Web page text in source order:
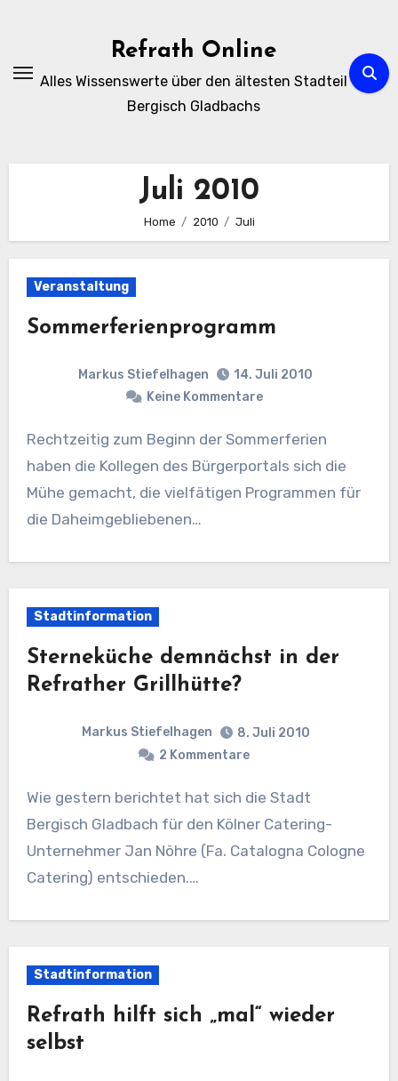
Refrath Online
Alles Wissenswerte über den ältesten Stadteil
Bergisch Gladbachs
Juli 2010
Home 2010 Juli
Veranstaltung
Sommerferienprogramm
Markus Stiefelhagen
14. Juli 2010
Keine Kommentare
Rechtzeitig zum Beginn der Sommerferien
haben die Kollegen des Bürgerportals sich die
Mühe gemacht, die vielfätigen Programmen für
die Daheimgebliebenen…
Stadtinformation
Sterneküche demnächst in der
Refrather Grillhütte?
Markus Stiefelhagen
8. Juli 2010
2 Kommentare
Wie gestern berichtet hat sich die Stadt
Bergisch Gladbach für den Kölner Catering-
Unternehmer Jan Nöhre (Fa. Catalogna Cologne
Catering) entschieden.…
Stadtinformation
Refrath hilft sich „mal“ wieder
selbst